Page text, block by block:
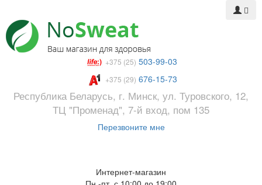
+375 (25) 503-99-03
+375 (29) 676-15-73
Республика Беларусь, г. Минск, ул. Туровского, 12,
ТЦ "Променад", 7-й вход, пом 135
Перезвоните мне
Интернет-магазин